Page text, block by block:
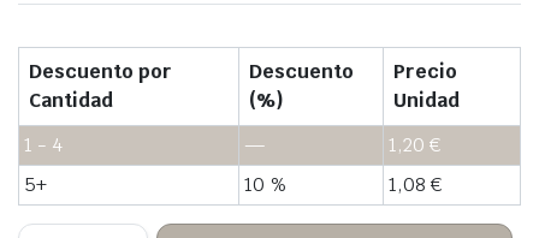
Descuento por
Cantidad
Descuento
(%)
Precio
Unidad
1 - 4
— 1,20 €
5+
10 % 1,08 €